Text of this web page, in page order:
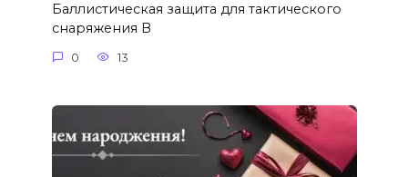
Баллистическая защита для тактического
снаряжения В
0 13